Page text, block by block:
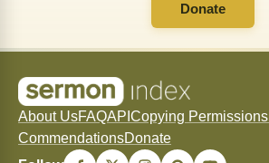
Donate
About UsFAQAPI Copying Permissions
CommendationsDonate